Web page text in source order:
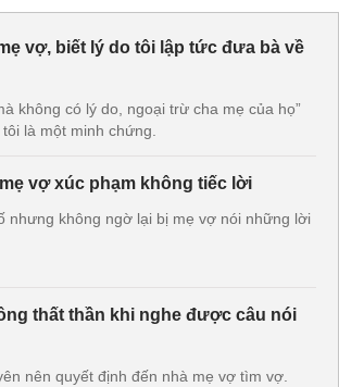
vợ, biết lý do tôi lập tức đưa bà về
không có lý do, ngoại trừ cha mẹ của họ”
là một minh chứng.
vợ xúc phạm không tiếc lời
nhưng không ngờ lại bị mẹ vợ nói những lời
thất thần khi nghe được câu nói
nên quyết định đến nhà mẹ vợ tìm vợ.